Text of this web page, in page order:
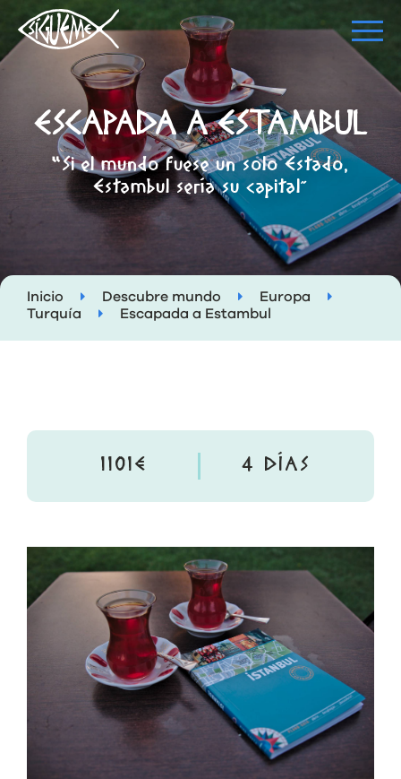
ESCAPADA A ESTAMBUL
"Si el mundo fuese un solo Estado,
Estambul sería su capital”
Inicio Descubre mundo
Europa
Turquía
Escapada a Estambul
1101€ 4 DÍAS